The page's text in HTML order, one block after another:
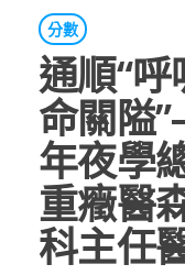
分數
通順“呼
命關隘
年夜學
重癥醫
科主任